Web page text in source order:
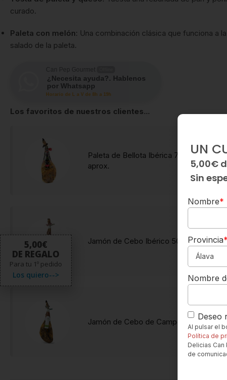
curado.
Paleta con melón: Una combinación clásica que funciona a
salado de la paleta.
¿Necesita ayuda?. Hablenos
por Whatsapp
Horario de L a V de 8h a 19h
Los favoritos de nuestros clientes...
Paleta de Bellota Ibérica 75% Raza
aprox.
Jamón de Cebo Ibérico 50% Raza
Jamón de Cebo de Campo Ibérico
5,00€
DE REGALO
Para tu 1º pedido
Los quiero-->
UN
5,00€
Sin
Nombre*
Provincia*
Nombre
Deseo
Al pulsar el
Política de
Delicias
de